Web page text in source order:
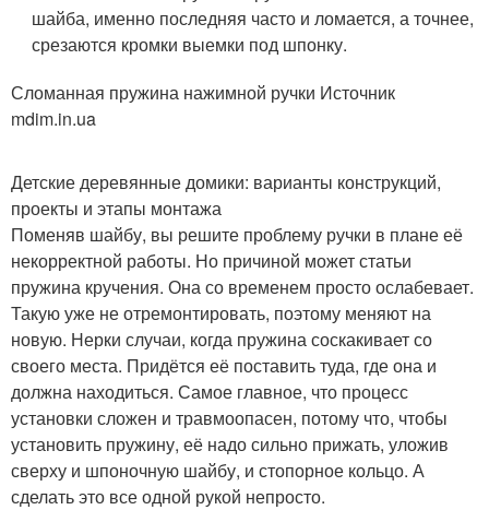
шайба, именно последняя часто и ломается, а точнее,
срезаются кромки выемки под шпонку.
Сломанная пружина нажимной ручки Источник
mdim.in.ua
Детские деревянные домики: варианты конструкций,
проекты и этапы монтажа
Поменяв шайбу, вы решите проблему ручки в плане её
некорректной работы. Но причиной может статьи
пружина кручения. Она со временем просто ослабевает.
Такую уже не отремонтировать, поэтому меняют на
новую. Нерки случаи, когда пружина соскакивает со
своего места. Придётся её поставить туда, где она и
должна находиться. Самое главное, что процесс
установки сложен и травмоопасен, потому что, чтобы
установить пружину, её надо сильно прижать, уложив
сверху и шпоночную шайбу, и стопорное кольцо. А
сделать это все одной рукой непросто.